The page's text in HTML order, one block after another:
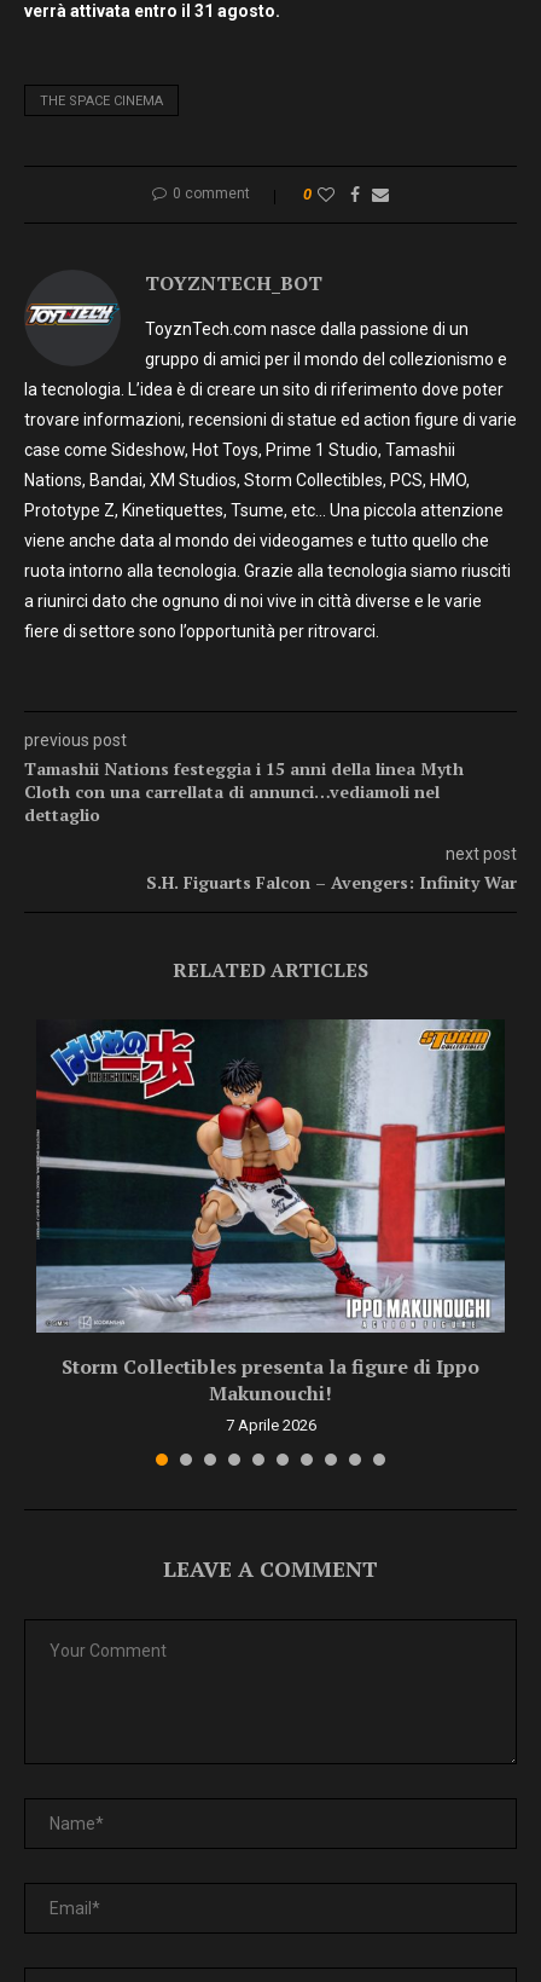
verrà attivata entro il 31 agosto.
THE SPACE CINEMA
0 comment 0
TOYZNTECH_BOT
ToyznTech.com nasce dalla passione di un
gruppo di amici per il mondo del collezionismo e
la tecnologia. L’idea è di creare un sito di riferimento dove poter
trovare informazioni, recensioni di statue ed action figure di varie
case come Sideshow, Hot Toys, Prime 1 Studio, Tamashii
Nations, Bandai, XM Studios, Storm Collectibles, PCS, HMO,
Prototype Z, Kinetiquettes, Tsume, etc… Una piccola attenzione
viene anche data al mondo dei videogames e tutto quello che
ruota intorno alla tecnologia. Grazie alla tecnologia siamo riusciti
a riunirci dato che ognuno di noi vive in città diverse e le varie
fiere di settore sono l’opportunità per ritrovarci.
previous post
Tamashii Nations festeggia i 15 anni della linea Myth
Cloth con una carrellata di annunci…vediamoli nel
dettaglio
next post
S.H. Figuarts Falcon – Avengers: Infinity War
RELATED ARTICLES
Storm Collectibles presenta la figure di Ippo
Makunouchi!
7 Aprile 2026
LEAVE A COMMENT